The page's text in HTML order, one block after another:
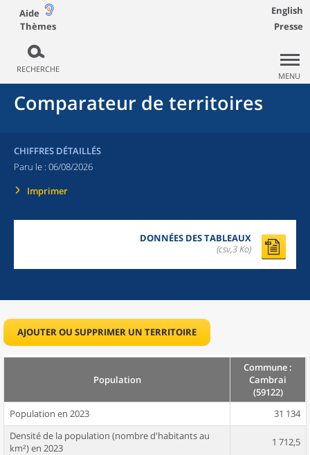
Aide
Thèmes
RECHERCHE
English
Presse
MENU
Comparateur de territoires
CHIFFRES DÉTAILLÉS
Paru le : 06/08/2026
Imprimer
DONNÉES DES TABLEAUX
(csv,3 Ko)
AJOUTER OU SUPPRIMER UN TERRITOIRE
Population
Commune :
Cambrai
(59122)
Population en 2023
31 134
Densité de la population (nombre d'habitants au
km²) en 2023
1 712,5